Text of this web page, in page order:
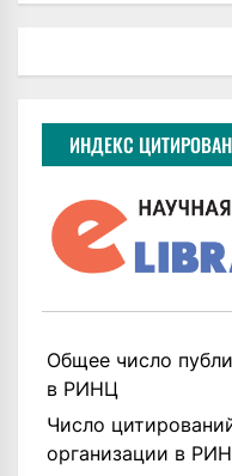
ИНДЕКС
Общее число
в РИНЦ
Число
организации в